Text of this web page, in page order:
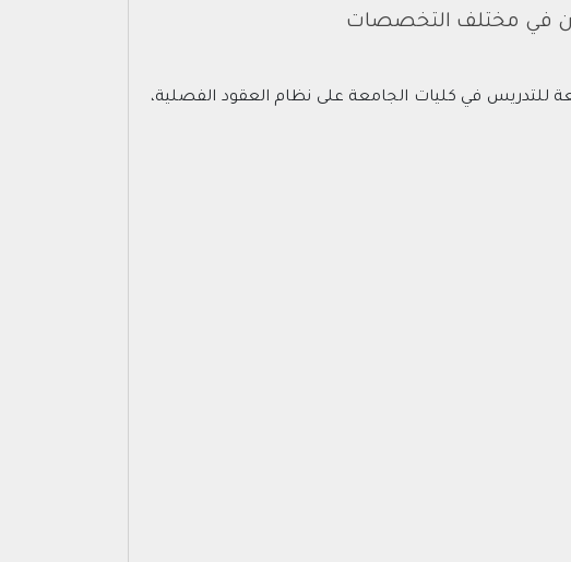
في مختلف التخصصات
للتدريس في كليات الجامعة على نظام العقود الفصلية،